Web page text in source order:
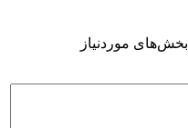
بخش‌های موردنیاز